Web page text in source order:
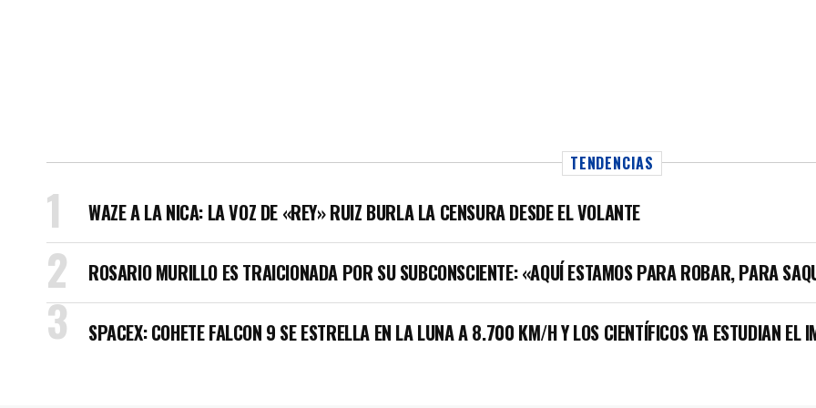
TENDENCIAS
WAZE A LA NICA: LA VOZ DE «REY» RUIZ BURLA LA CENSURA DESDE EL VOLANTE
ROSARIO MURILLO ES TRAICIONADA POR SU SUBCONSCIENTE: «AQUÍ ESTAMOS PARA ROBAR, PARA
SPACEX: COHETE FALCON 9 SE ESTRELLA EN LA LUNA A 8.700 KM/H Y LOS CIENTÍFICOS YA ESTUDIAN EL